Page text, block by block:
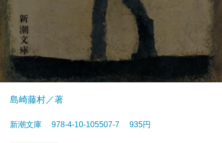
島崎藤村／著
新潮文庫 978-4-10-105507-7 935円